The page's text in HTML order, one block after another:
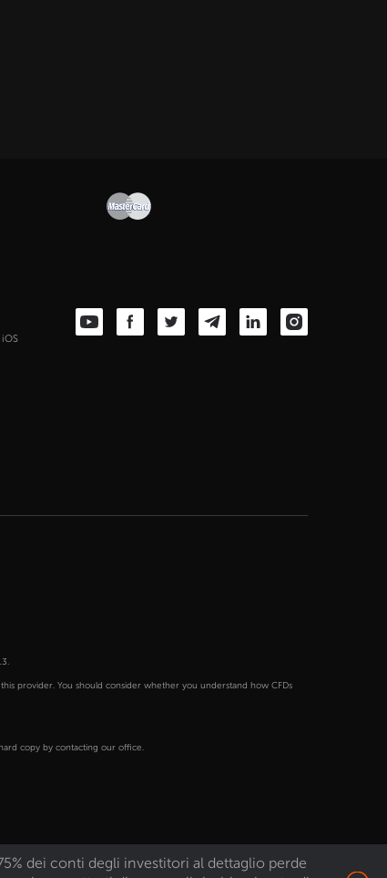
iOS
provider. You should consider whether you understand how CFDs
copy by contacting our office.
dei conti degli investitori al dettaglio perde